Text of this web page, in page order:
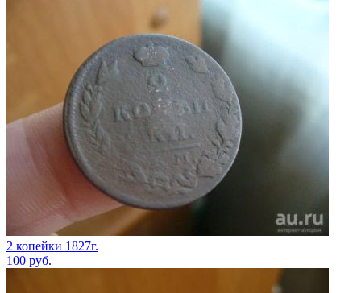
2 копейки 1827г.
100 руб.